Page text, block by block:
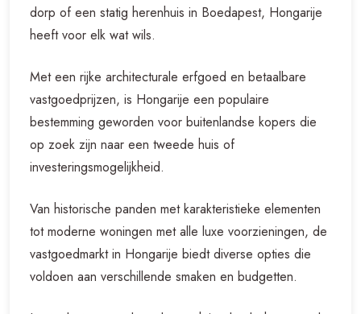
dorp of een statig herenhuis in Boedapest, Hongarije
heeft voor elk wat wils.
Met een rijke architecturale erfgoed en betaalbare
vastgoedprijzen, is Hongarije een populaire
bestemming geworden voor buitenlandse kopers die
op zoek zijn naar een tweede huis of
investeringsmogelijkheid.
Van historische panden met karakteristieke elementen
tot moderne woningen met alle luxe voorzieningen, de
vastgoedmarkt in Hongarije biedt diverse opties die
voldoen aan verschillende smaken en budgetten.